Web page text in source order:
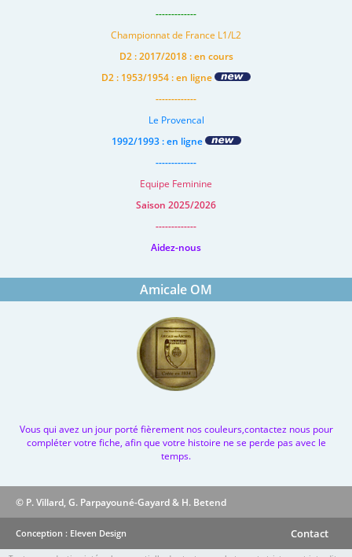
-------------
Championnat de France L1/L2
D2 : 2017/2018 : en cours
D2 : 1953/1954 : en ligne
-------------
Le Provencal
1992/1993 : en ligne
-------------
Equipe Feminine
Saison 2025/2026
-------------
Aidez-nous
Amicale OM
Vous qui avez un jour porté fièrement nos couleurs,contactez nous pour
compléter votre fiche, afin que votre histoire ne se perde pas avec le
temps.
© P. Villard, G. Parpayouné-Gayard & H. Betend
Conception : Eleven Design Contact